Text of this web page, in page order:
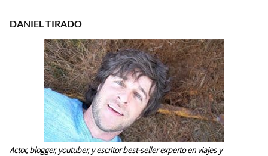
DANIEL TIRADO
Actor, blogger, youtuber, y escritor best-seller experto en viajes y